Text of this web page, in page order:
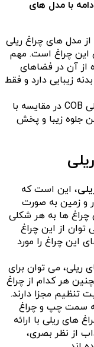
با مدل های
مدل های چراغ ریلی
این چراغ است. مهم
از آن در فضاهای
زیبایی دارد و فقط
مزیت خرید چراغ ریلی COB در مقایسه با
جلوه زیبا و پخش
، این است که
و زمین به صورت
چراغ ها به هر شکلی
از این چراغ
این چراغ را مورد
ریلی، می توان برای
هر کدام از چراغ
تنظیم مجزا دارند.
سمت چپ و چراغ
های ریلی با ارائه
از نظر بصری،